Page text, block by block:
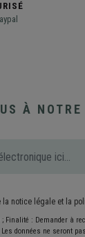
À NOTRE
la notice légale et la
; Finalité : Demander à
données ne seront